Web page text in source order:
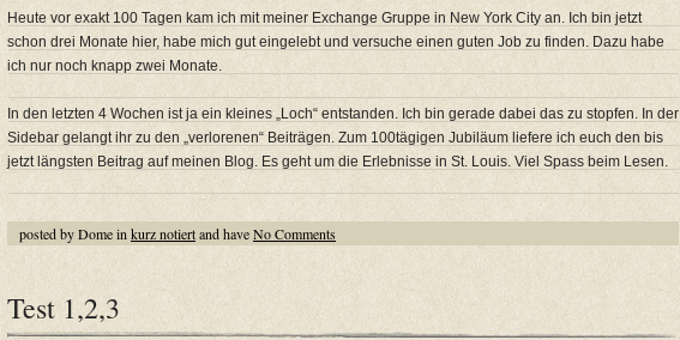
Heute vor exakt 100 Tagen kam ich mit meiner Exchange Gruppe in New York City an. Ich bin jetzt
schon drei Monate hier, habe mich gut eingelebt und versuche einen guten Job zu finden. Dazu habe
ich nur noch knapp zwei Monate.
In den letzten 4 Wochen ist ja ein kleines „Loch“ entstanden. Ich bin gerade dabei das zu stopfen. In der
Sidebar gelangt ihr zu den „verlorenen“ Beiträgen. Zum 100tägigen Jubiläum liefere ich euch den bis
jetzt längsten Beitrag auf meinen Blog. Es geht um die Erlebnisse in St. Louis. Viel Spass beim Lesen.
posted by Dome in kurz notiertand haveNo Comments
Test 1,2,3